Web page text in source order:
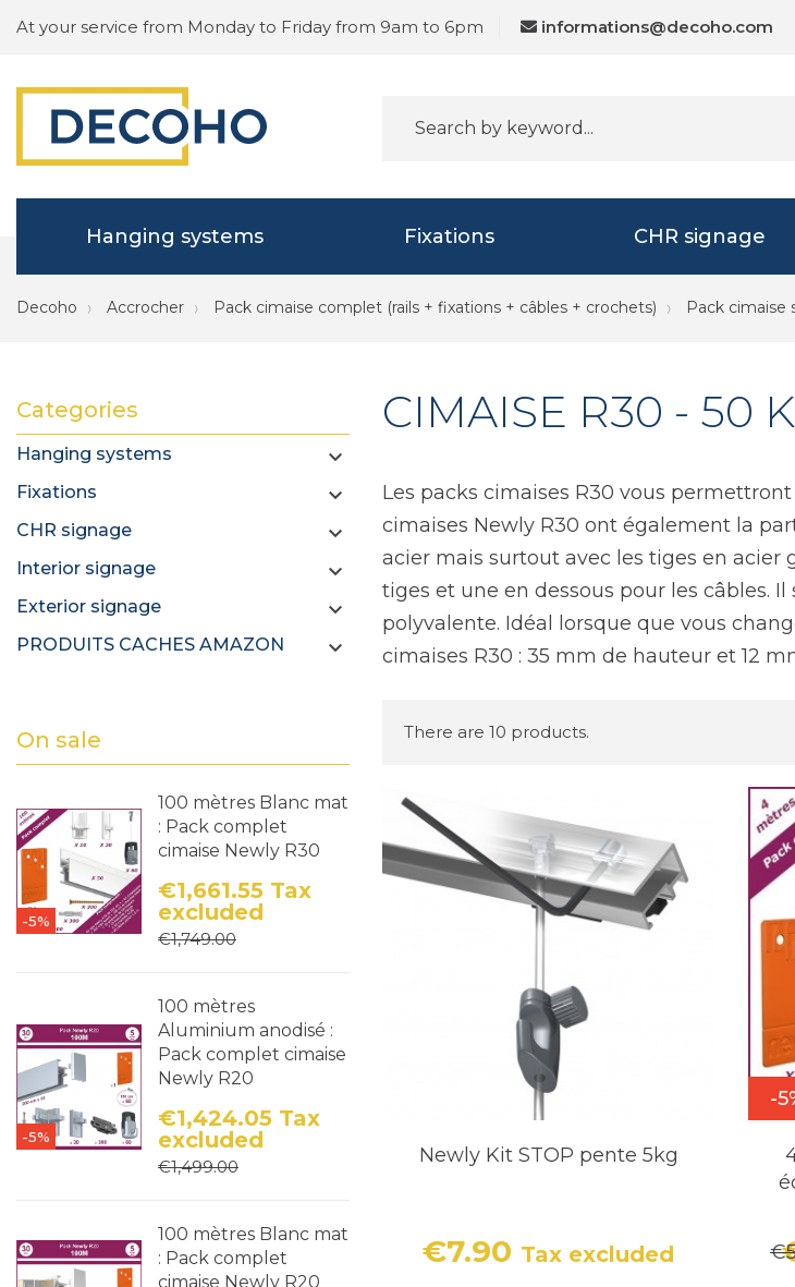
At your service from Monday to Friday from 9am to 6pm informations@decoho.com
Hanging systems Fixations CHR signage
Decoho Accrocher Pack cimaise complet (rails + fixations + câbles + crochets) Pack cimaise
Categories
Hanging systems 
Fixations 
CHR signage 
Interior signage 
Exterior signage 
PRODUITS CACHES AMAZON 
On sale
-5%
100 mètres Blanc mat
: Pack complet
cimaise Newly R30
Price
€1,661.55 Tax
excluded
Regular price
€1,749.00
-5%
100 mètres
Aluminium anodisé :
Pack complet cimaise
Newly R20
Price
€1,424.05 Tax
excluded
Regular price
€1,499.00
100 mètres Blanc mat
: Pack complet
cimaise Newly R20
CIMAISE R30 - 50
Les packs cimaises R30 vous
cimaises Newly R30 ont également la
acier mais surtout avec les tiges en acier
tiges et une en dessous pour les câbles.
polyvalente. Idéal lorsque que vous
cimaises R30 : 35 mm de hauteur et 12
There are 10 products.
Newly Kit STOP pente 5kg
Price
€7.90 Tax excluded
-